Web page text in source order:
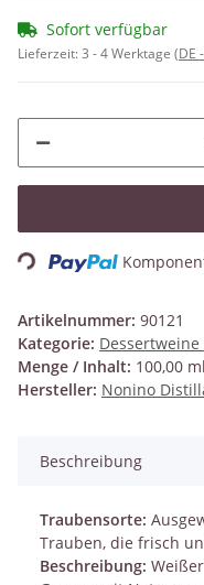
Sofort verfügbar
Lieferzeit:3 - 4 Werktage (DE
Loading...
Artikelnummer: 90121
Kategorie:
Menge / Inhalt: 100,00 ml
Hersteller: Nonino
Beschreibung
Traubensorte:
Trauben, die frisch
Beschreibung: